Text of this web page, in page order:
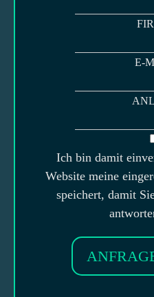
E-
Ich bin damit
Website meine
speichert, damit